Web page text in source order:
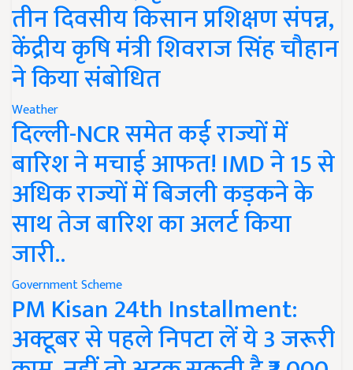
तीन दिवसीय किसान प्रशिक्षण संपन्न,
केंद्रीय कृषि मंत्री शिवराज सिंह चौहान
ने किया संबोधित
Weather
दिल्ली-NCR समेत कई राज्यों में
बारिश ने मचाई आफत! IMD ने 15 से
अधिक राज्यों में बिजली कड़कने के
साथ तेज बारिश का अलर्ट किया
जारी..
Government Scheme
PM Kisan 24th Installment:
अक्टूबर से पहले निपटा लें ये 3 जरूरी